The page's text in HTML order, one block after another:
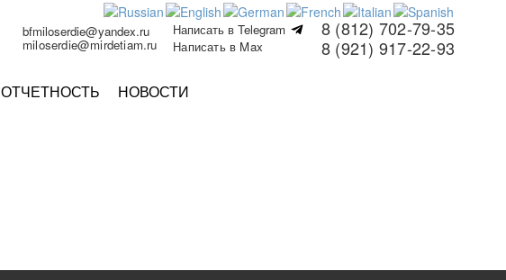
bfmiloserdie@yandex.ru
miloserdie@mirdetiam.ru
Написать в Telegram
Написать в Max
8 (812) 702-79-35
8 (921) 917-22-93
ОТЧЕТНОСТЬ НОВОСТИ